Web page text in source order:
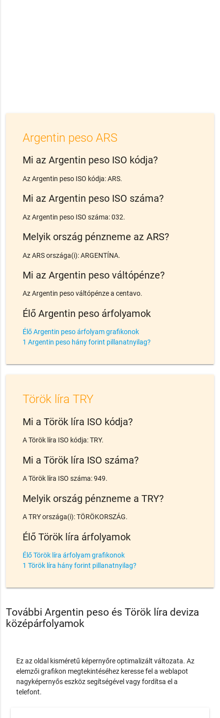
Argentin peso ARS
Mi az Argentin peso ISO kódja?
Az Argentin peso ISO kódja: ARS.
Mi az Argentin peso ISO száma?
Az Argentin peso ISO száma: 032.
Melyik ország pénzneme az ARS?
Az ARS országa(i): ARGENTÍNA.
Mi az Argentin peso váltópénze?
Az Argentin peso váltópénze a centavo.
Élő Argentin peso árfolyamok
Élő Argentin peso árfolyam grafikonok
1 Argentin peso hány forint pillanatnyilag?
Török líra TRY
Mi a Török líra ISO kódja?
A Török líra ISO kódja: TRY.
Mi a Török líra ISO száma?
A Török líra ISO száma: 949.
Melyik ország pénzneme a TRY?
A TRY országa(i): TÖRÖKORSZÁG.
Élő Török líra árfolyamok
Élő Török líra árfolyam grafikonok
1 Török líra hány forint pillanatnyilag?
További Argentin peso és Török líra deviza
középárfolyamok
Ez az oldal kisméretű képernyőre optimalizált változata. Az
elemzői grafikon megtekintéséhez keresse fel a weblapot
nagyképernyős eszköz segítségével vagy fordítsa el a
telefont.